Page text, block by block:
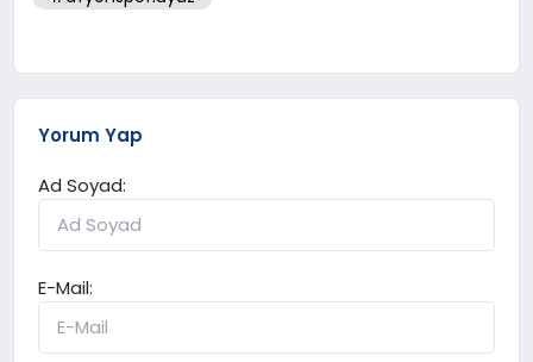
Yorum Yap
Ad Soyad:
E-Mail: